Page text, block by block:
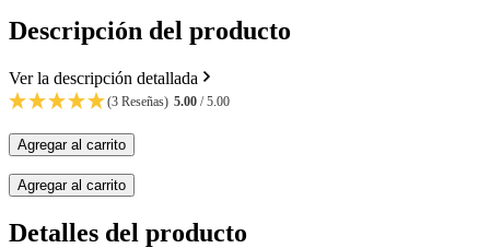
Descripción del producto
Ver la descripción detallada
(3 Reseñas) 5.00 / 5.00
Agregar al carrito
Agregar al carrito
Detalles del producto